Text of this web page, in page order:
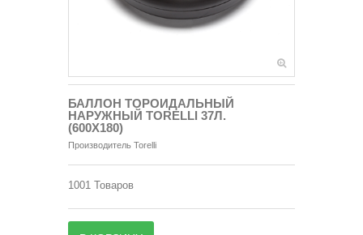
БАЛЛОН ТОРОИДАЛЬНЫЙ
НАРУЖНЫЙ TORELLI 37Л.
(600Х180)
Производитель Torelli
1001 Товаров